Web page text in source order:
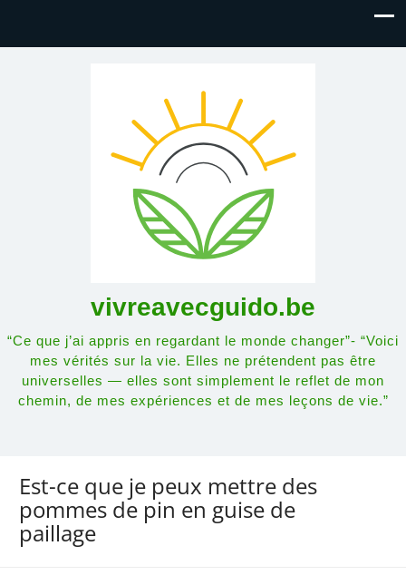
vivreavecguido.be
“Ce que j’ai appris en regardant le monde changer”- “Voici
mes vérités sur la vie. Elles ne prétendent pas être
universelles — elles sont simplement le reflet de mon
chemin, de mes expériences et de mes leçons de vie.”
Est-ce que je peux mettre des
pommes de pin en guise de
paillage